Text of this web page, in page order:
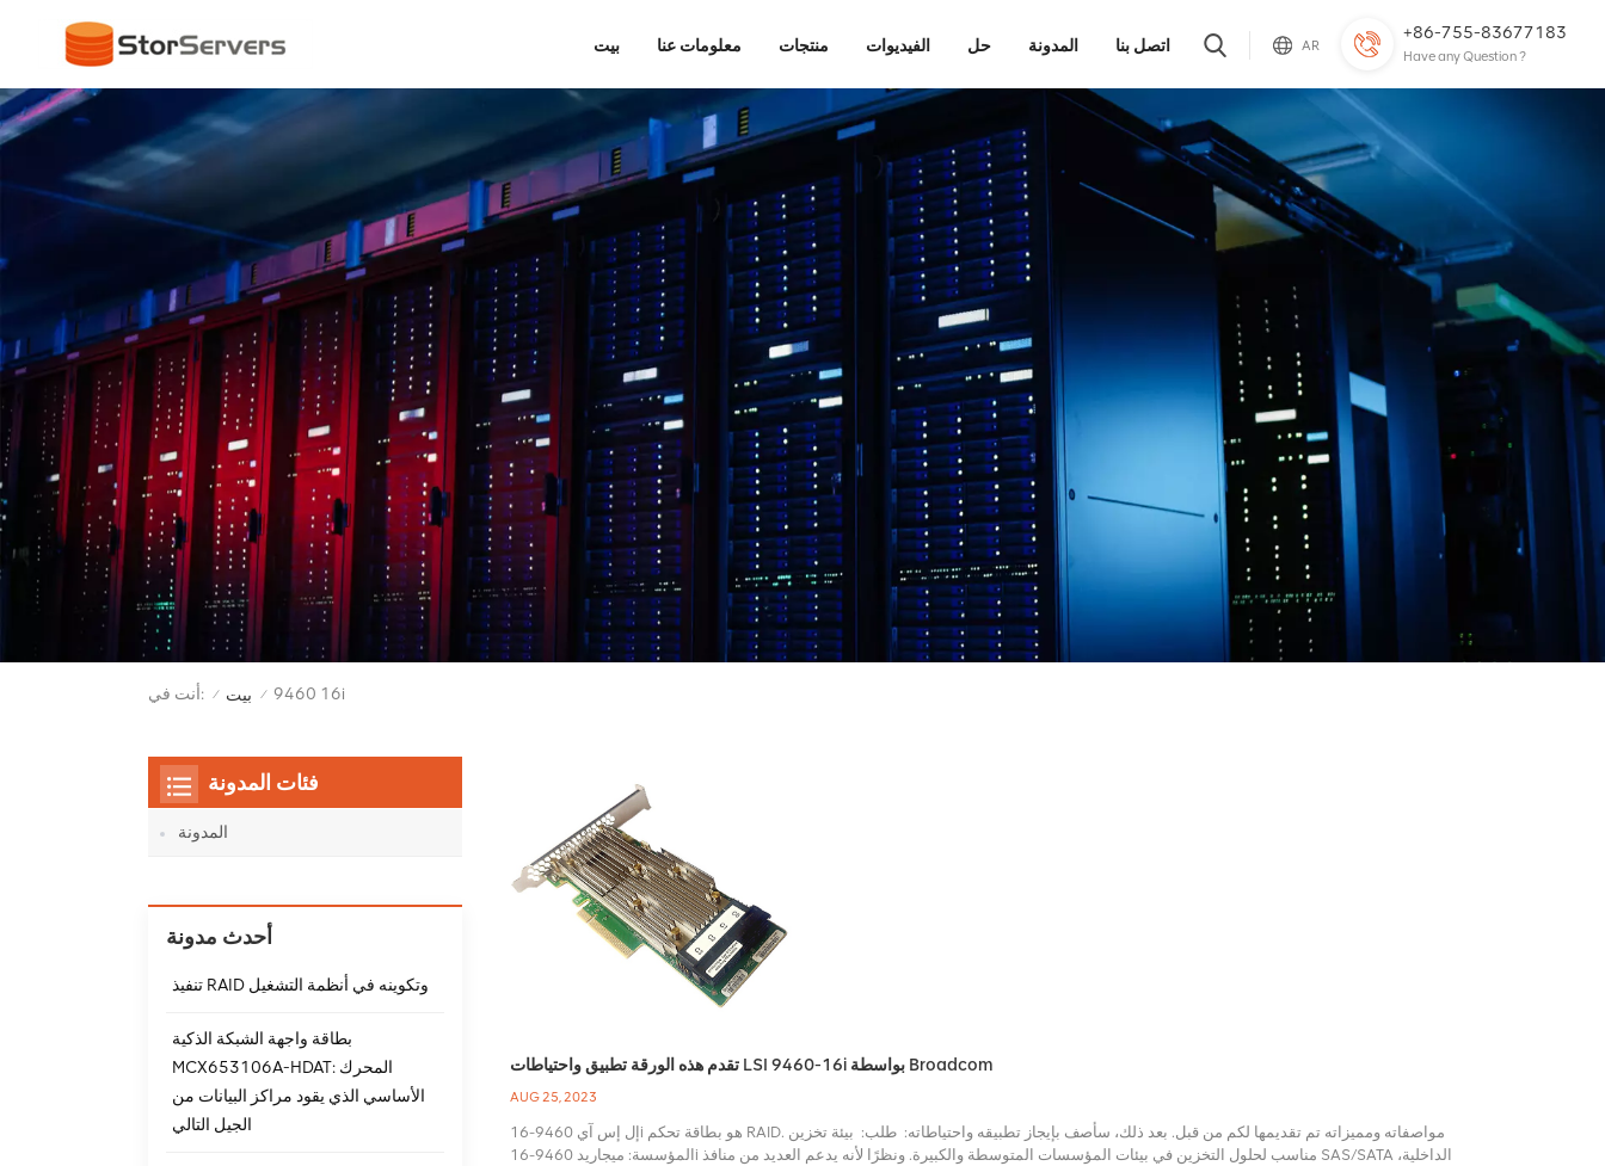
+86-755-83677183
Have any Question ?
AR بيت معلومات عنا منتجات الفيديوات حل المدونة اتصل بنا
أنت في: / بيت / 9460 16i
تقدم هذه الورقة تطبيق واحتياطات LSI 9460-16i بواسطة Broadcom
AUG 25, 2023
إل إس آي 9460-16i هو بطاقة تحكم RAID. مواصفاته ومميزاته تم تقديمها لكم من قبل. بعد ذلك، سأصف بإيجاز تطبيقه واحتياطاته: طلب: بيئة تخزين
المؤسسة: ميجاريد 9460-16i مناسب لحلول التخزين في بيئات المؤسسات المتوسطة والكبيرة. ونظرًا لأنه يدعم العديد من منافذ SAS/SATA الداخلية،
فئات المدونة
المدونة
أحدث مدونة
تنفيذ RAID وتكوينه في أنظمة التشغيل
بطاقة واجهة الشبكة الذكية
MCX653106A-HDAT: المحرك
الأساسي الذي يقود مراكز البيانات من
الجيل التالي